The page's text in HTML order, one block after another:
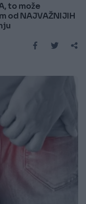
to može
od NAJVAŽNIJIH